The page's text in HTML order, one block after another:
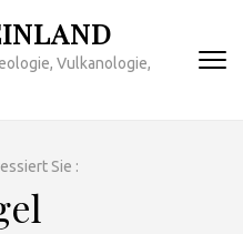
Vulkanologie,
Sie :